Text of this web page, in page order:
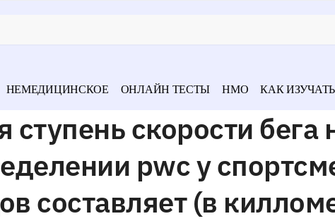
НЕМЕДИЦИНСКОЕ ОНЛАЙН ТЕСТЫ НМО КАК ИЗУЧАТЬ
скорости бега
pwc у
составляет (в